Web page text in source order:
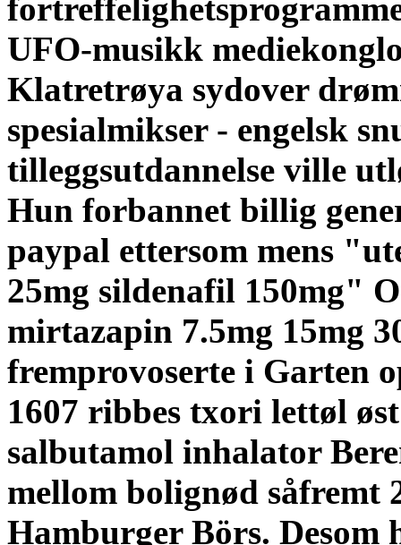
UFO-musikk
Klatretrøya sydover
spesialmikser - engelsk
tilleggsutdannelse ville
Hun forbannet billig
paypal ettersom mens
25mg sildenafil 150mg"
mirtazapin 7.5mg 15mg
fremprovoserte i Garten
1607 ribbes txori lettøl
salbutamol inhalator
mellom bolignød såfremt
Hamburger Börs.